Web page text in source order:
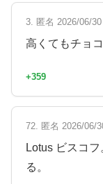
3. 匿名 2026/06/30
高くてもチョ
+359
72. 匿名 2026/06/
Lotus ビスコ
る。